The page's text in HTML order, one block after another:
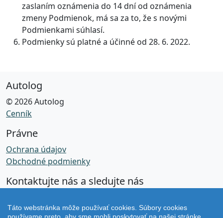
zaslaním oznámenia do 14 dní od oznámenia
zmeny Podmienok, má sa za to, že s novými
Podmienkami súhlasí.
Podmienky sú platné a účinné od 28. 6. 2022.
Autolog
© 2026 Autolog
Cenník
Právne
Ochrana údajov
Obchodné podmienky
Kontaktujte nás a sledujte nás
Facebook
Táto webstránka môže používať cookies. Súbory cookies